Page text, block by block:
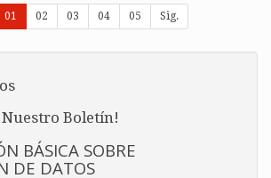
01 02 03 04 05 Sig.
Nuestro Boletín!
BÁSICA SOBRE
DE DATOS